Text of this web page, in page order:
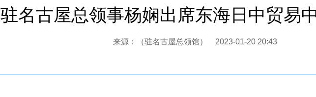
驻名古屋总领事杨娴出席东海日中贸易
来源：（驻名古屋总领馆） 2023-01-20 20:43